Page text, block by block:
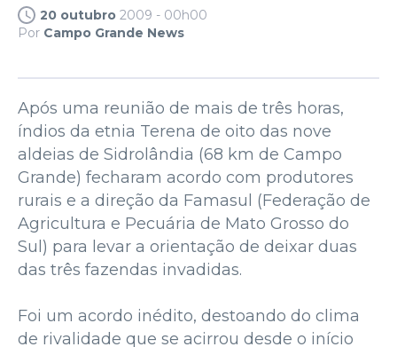
20 outubro 2009 - 00h00
Por Campo Grande News
Após uma reunião de mais de três horas,
índios da etnia Terena de oito das nove
aldeias de Sidrolândia (68 km de Campo
Grande) fecharam acordo com produtores
rurais e a direção da Famasul (Federação de
Agricultura e Pecuária de Mato Grosso do
Sul) para levar a orientação de deixar duas
das três fazendas invadidas.
Foi um acordo inédito, destoando do clima
de rivalidade que se acirrou desde o início